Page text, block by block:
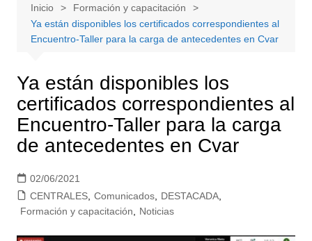
Inicio
Formación y capacitación
Ya están disponibles los certificados correspondientes al
Encuentro-Taller para la carga de antecedentes en Cvar
Ya están disponibles los
certificados correspondientes al
Encuentro-Taller para la carga
de antecedentes en Cvar
02/06/2021
CENTRALES, Comunicados, DESTACADA,
Formación y capacitación, Noticias